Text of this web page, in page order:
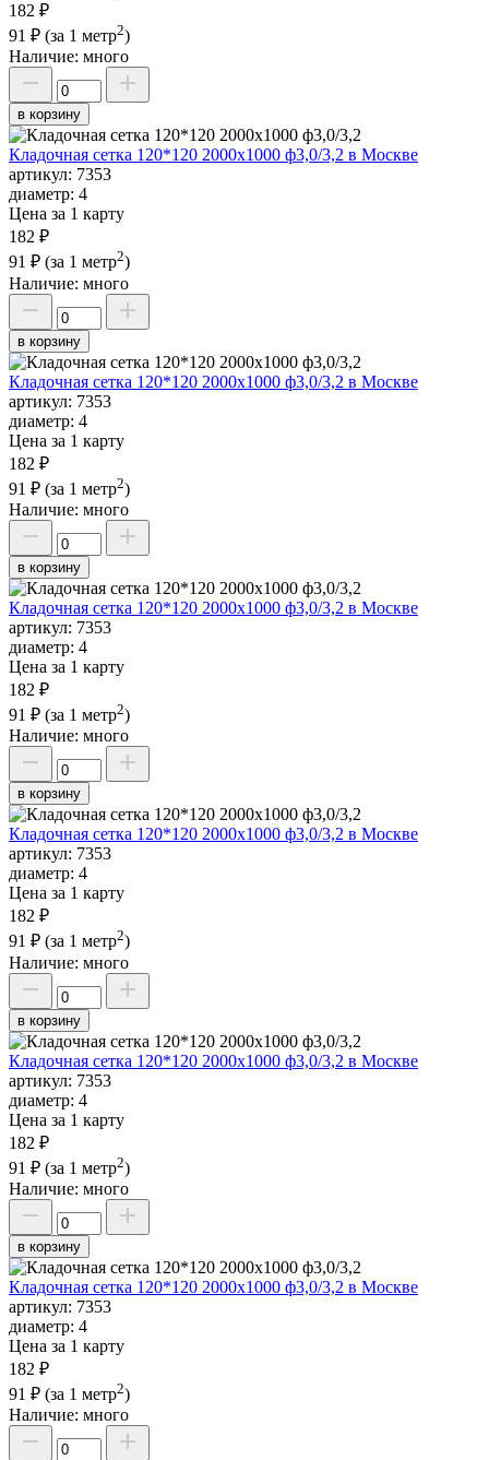
182 ₽
91 ₽ (за 1 метр2)
Наличие: много
в корзину
Кладочная сетка 120*120 2000х1000 ф3,0/3,2 в Москве
артикул: 7353
диаметр: 4
Цена за 1 карту
182 ₽
91 ₽ (за 1 метр2)
Наличие: много
в корзину
Кладочная сетка 120*120 2000х1000 ф3,0/3,2 в Москве
артикул: 7353
диаметр: 4
Цена за 1 карту
182 ₽
91 ₽ (за 1 метр2)
Наличие: много
в корзину
Кладочная сетка 120*120 2000х1000 ф3,0/3,2 в Москве
артикул: 7353
диаметр: 4
Цена за 1 карту
182 ₽
91 ₽ (за 1 метр2)
Наличие: много
в корзину
Кладочная сетка 120*120 2000х1000 ф3,0/3,2 в Москве
артикул: 7353
диаметр: 4
Цена за 1 карту
182 ₽
91 ₽ (за 1 метр2)
Наличие: много
в корзину
Кладочная сетка 120*120 2000х1000 ф3,0/3,2 в Москве
артикул: 7353
диаметр: 4
Цена за 1 карту
182 ₽
91 ₽ (за 1 метр2)
Наличие: много
в корзину
Кладочная сетка 120*120 2000х1000 ф3,0/3,2 в Москве
артикул: 7353
диаметр: 4
Цена за 1 карту
182 ₽
91 ₽ (за 1 метр2)
Наличие: много